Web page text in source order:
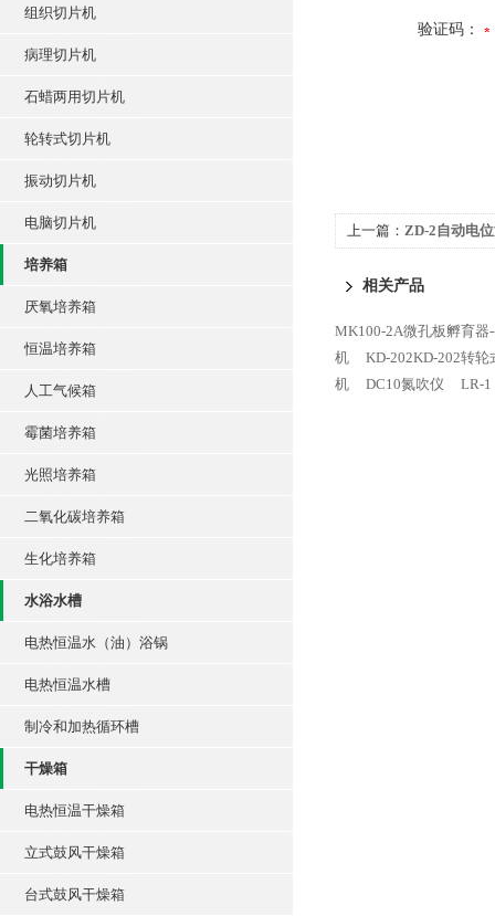
组织切片机
病理切片机
石蜡两用切片机
轮转式切片机
振动切片机
电脑切片机
培养箱
厌氧培养箱
恒温培养箱
人工气候箱
霉菌培养箱
光照培养箱
二氧化碳培养箱
生化培养箱
水浴水槽
电热恒温水（油）浴锅
电热恒温水槽
制冷和加热循环槽
干燥箱
电热恒温干燥箱
立式鼓风干燥箱
台式鼓风干燥箱
验证码：
上一篇： ZD-2自动电
相关产品
MK100-2A微孔板孵育器
机
KD-202KD-202转轮
机
DC10氮吹仪 LR-1